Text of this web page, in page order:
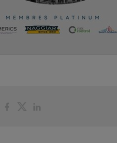
PartagerPartager